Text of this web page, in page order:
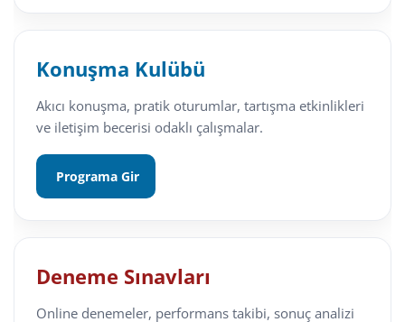
Konuşma Kulübü
Akıcı konuşma, pratik oturumlar, tartışma etkinlikleri
ve iletişim becerisi odaklı çalışmalar.
Programa Gir
Deneme Sınavları
Online denemeler, performans takibi, sonuç analizi